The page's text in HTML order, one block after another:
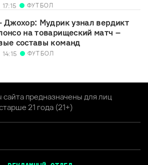
17:15 ФУТБОЛ
Джохор: Мудрик узнал вердикт
на товарищеский матч –
составы команд
14:15 ФУТБОЛ
предназначены для лиц
21 года (21+)